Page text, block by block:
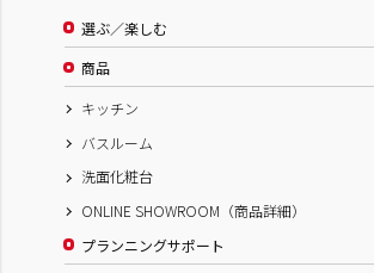
選ぶ／楽しむ
商品
キッチン
バスルーム
洗面化粧台
ONLINE SHOWROOM（商品詳細）
プランニングサポート